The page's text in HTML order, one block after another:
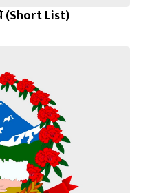
(Short List)